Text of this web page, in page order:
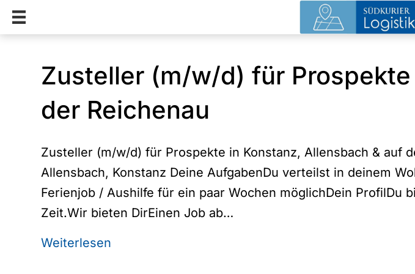
Zusteller (m/w/d) für
der Reichenau
Zusteller (m/w/d) für Prospekte in Konstanz, Allensbach & auf
Allensbach, Konstanz Deine AufgabenDu verteilst in deinem
Ferienjob / Aushilfe für ein paar Wochen möglichDein ProfilDu
Zeit.Wir bieten DirEinen Job ab…
Weiterlesen